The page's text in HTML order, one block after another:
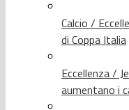
Calcio /
di Coppa Italia
Eccellenza /
aumentano i